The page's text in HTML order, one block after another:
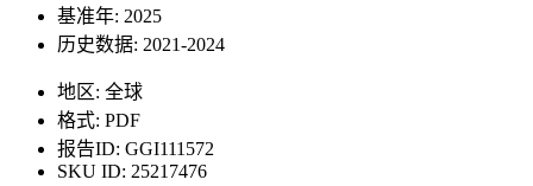
基准年: 2025
历史数据: 2021-2024
地区: 全球
格式: PDF
报告ID: GGI111572
SKU ID: 25217476